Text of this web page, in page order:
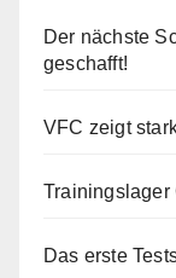
Der nächste
geschafft!
VFC zeigt
Trainingslager
Das erste